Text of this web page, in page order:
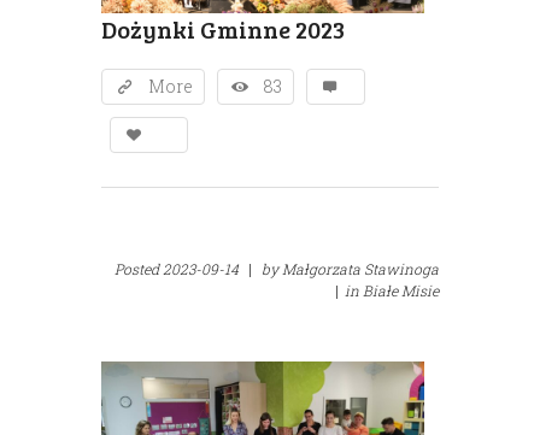
Dożynki Gminne 2023
More 83
Posted2023-09-14 | byMałgorzata Stawinoga
| inBiałe Misie